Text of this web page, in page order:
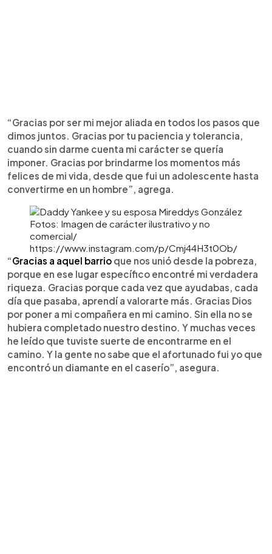
“Gracias por ser mi mejor aliada en todos los pasos que
dimos juntos. Gracias por tu paciencia y tolerancia,
cuando sin darme cuenta mi carácter se quería
imponer. Gracias por brindarme los momentos más
felices de mi vida, desde que fui un adolescente hasta
convertirme en un hombre”, agrega.
Fotos: Imagen de carácter ilustrativo y no
comercial/
https://www.instagram.com/p/Cmj44H3t0Ob/
“Gracias a aquel barrio que nos unió desde la pobreza,
porque en ese lugar específico encontré mi verdadera
riqueza. Gracias porque cada vez que ayudabas, cada
día que pasaba, aprendí a valorarte más. Gracias Dios
por poner a mi compañera en mi camino. Sin ella no se
hubiera completado nuestro destino. Y muchas veces
he leído que tuviste suerte de encontrarme en el
camino. Y la gente no sabe que el afortunado fui yo que
encontró un diamante en el caserío”, asegura.